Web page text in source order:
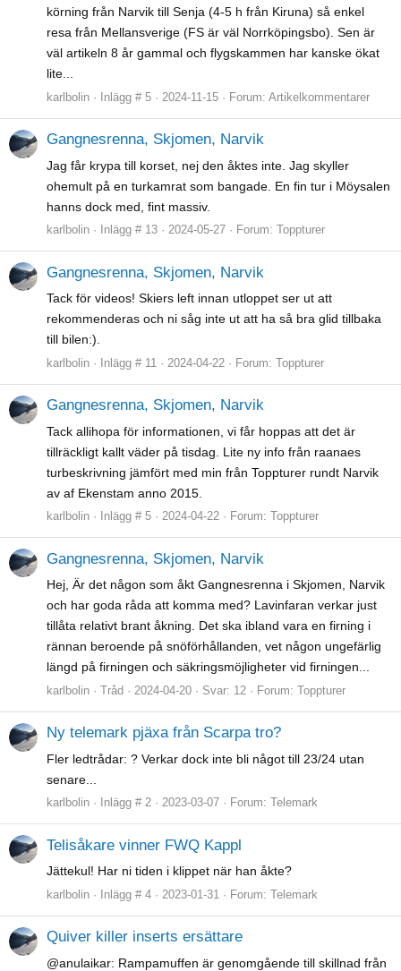
körning från Narvik till Senja (4-5 h från Kiruna) så enkel
resa från Mellansverige (FS är väl Norrköpingsbo). Sen är
väl artikeln 8 år gammal och flygskammen har kanske ökat
lite...
karlbolin Inlägg # 5 2024-11-15 Forum: Artikelkommentarer
Gangnesrenna, Skjomen, Narvik
Jag får krypa till korset, nej den åktes inte. Jag skyller
ohemult på en turkamrat som bangade. En fin tur i Möysalen
hanns dock med, fint massiv.
karlbolin Inlägg # 13 2024-05-27 Forum: Toppturer
Gangnesrenna, Skjomen, Narvik
Tack för videos! Skiers left innan utloppet ser ut att
rekommenderas och ni såg inte ut att ha så bra glid tillbaka
till bilen:).
karlbolin Inlägg # 11 2024-04-22 Forum: Toppturer
Gangnesrenna, Skjomen, Narvik
Tack allihopa för informationen, vi får hoppas att det är
tillräckligt kallt väder på tisdag. Lite ny info från raanaes
turbeskrivning jämfört med min från Toppturer rundt Narvik
av af Ekenstam anno 2015.
karlbolin Inlägg # 5 2024-04-22 Forum: Toppturer
Gangnesrenna, Skjomen, Narvik
Hej, Är det någon som åkt Gangnesrenna i Skjomen, Narvik
och har goda råda att komma med? Lavinfaran verkar just
tillåta relativt brant åkning. Det ska ibland vara en firning i
rännan beroende på snöförhållanden, vet någon ungefärlig
längd på firningen och säkringsmöjligheter vid firningen...
karlbolin Tråd 2024-04-20 Svar: 12 Forum: Toppturer
Ny telemark pjäxa från Scarpa tro?
Fler ledtrådar: ? Verkar dock inte bli något till 23/24 utan
senare...
karlbolin Inlägg # 2 2023-03-07 Forum: Telemark
Telisåkare vinner FWQ Kappl
Jättekul! Har ni tiden i klippet när han åkte?
karlbolin Inlägg # 4 2023-01-31 Forum: Telemark
Quiver killer inserts ersättare
@anulaikar: Rampamuffen är genomgående till skillnad från